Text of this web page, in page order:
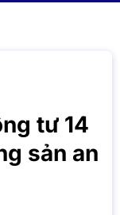
tư 14
sản an